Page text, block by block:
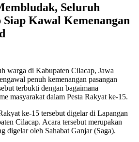
Seluruh
Kawal Kemenangan
warga di Kabupaten Cilacap, Jawa
penuh kemenangan pasangan
terbukti dengan bagaimana
masyarakat dalam Pesta Rakyat ke-15.
ke-15 tersebut digelar di Lapangan
Cilacap. Acara tersebut merupakan
digelar oleh Sahabat Ganjar (Saga).